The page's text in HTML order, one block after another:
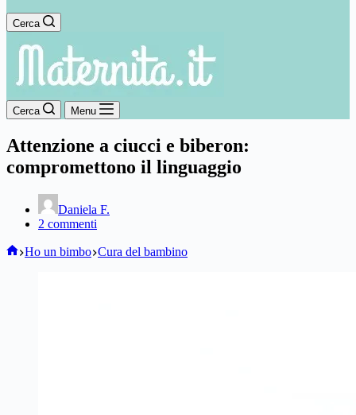
Cerca
Cerca Menu
Attenzione a ciucci e biberon:
compromettono il linguaggio
Daniela F.
2 commenti
Home
Ho un bimbo Cura del bambino